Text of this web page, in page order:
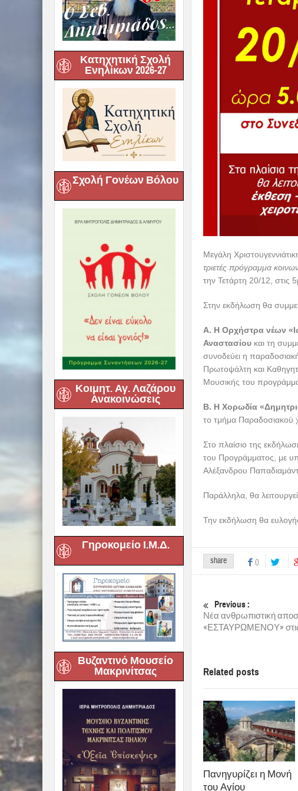
Κατηχητική Σχολή
Ενηλίκων 2026-27
Σχολή Γονέων Βόλου
Κοιμητ. Αγ. Λαζάρου
Ανακοινώσεις
Γηροκομείο Ι.Μ.Δ.
Βυζαντινό Μουσείο
Μακρινίτσας
Μεγάλη
τριετές πρόγραμμα
την Τετάρτη 20/12, στις
Στην εκδήλωση θα
Α. Η Ορχήστρα νέων
Αναστασίουκαι τη
συνοδεύει η
Πρωτοψάλτη και
Μουσικής του
Β. Η Χορωδία
το τμήμα Παραδοσιακού
Στο πλαίσιο της
του Προγράμματος, με
Αλέξανδρου
Παράλληλα, θα
Την εκδήλωση θα
share 0
Previous :
Νέα ανθρωπιστική
«ΕΣΤΑΥΡΩΜΕΝΟΥ»
Related posts
Πανηγυρίζει η Μονή
του Αγίου